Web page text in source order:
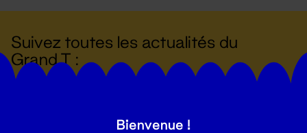
Suivez toutes les actualités du
Grand T :
Bienvenue !